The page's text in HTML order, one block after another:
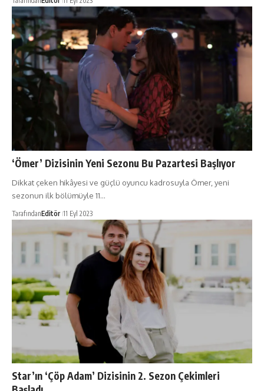
‘Ömer’ Dizisinin Yeni Sezonu Bu Pazartesi Başlıyor
Dikkat çeken hikâyesi ve güçlü oyuncu kadrosuyla Ömer, yeni
sezonun ilk bölümüyle 11…
TarafındanEditör 11 Eyl 2023
Star’ın ‘Çöp Adam’ Dizisinin 2. Sezon Çekimleri